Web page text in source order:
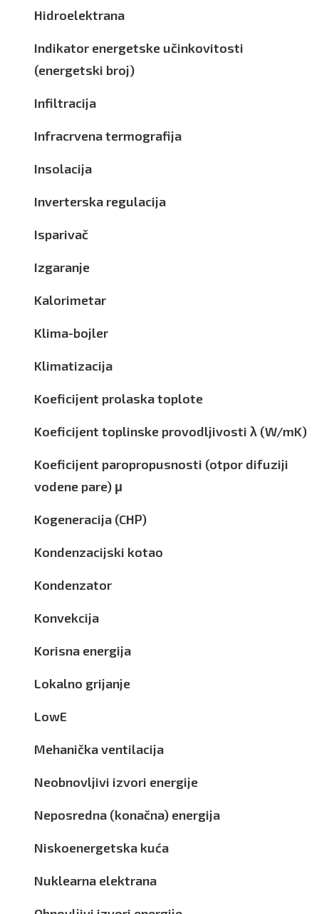
Hidroelektrana
Indikator energetske učinkovitosti
(energetski broj)
Infiltracija
Infracrvena termografija
Insolacija
Inverterska regulacija
Isparivač
Izgaranje
Kalorimetar
Klima-bojler
Klimatizacija
Koeficijent prolaska toplote
Koeficijent toplinske provodljivosti λ (W/mK)
Koeficijent paropropusnosti (otpor difuziji
vodene pare) μ
Kogeneracija (CHP)
Kondenzacijski kotao
Kondenzator
Konvekcija
Korisna energija
Lokalno grijanje
LowE
Mehanička ventilacija
Neobnovljivi izvori energije
Neposredna (konačna) energija
Niskoenergetska kuća
Nuklearna elektrana